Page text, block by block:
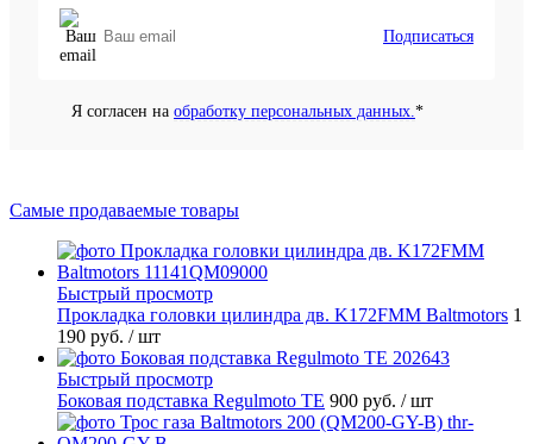
Подписаться
Я согласен на обработку персональных данных. *
Самые продаваемые товары
Быстрый просмотр
Прокладка головки цилиндра дв. K172FMM Baltmotors 1
190 руб. / шт
Быстрый просмотр
Боковая подставка Regulmoto TE 900 руб. / шт